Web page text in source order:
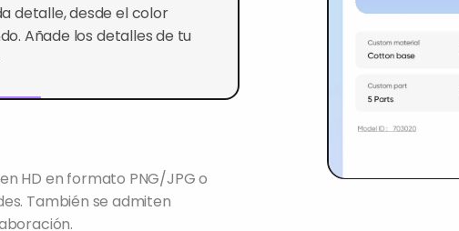
detalle, desde el color hasta
los detalles de tu marca
HD en formato PNG/JPG
También se admiten